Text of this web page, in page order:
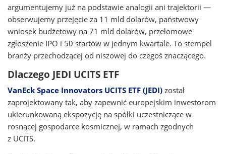
argumentujemy już na podstawie analogii ani trajektorii —
obserwujemy przejęcie za 11 mld dolarów, państwowy
wniosek budżetowy na 71 mld dolarów, przełomowe
zgłoszenie IPO i 50 startów w jednym kwartale. To stempel
branży przechodzącej od niszowej do czegoś znaczącego.
Dlaczego JEDI UCITS ETF
VanEck Space Innovators UCITS ETF (JEDI) został
zaprojektowany tak, aby zapewnić europejskim inwestorom
ukierunkowaną ekspozycję na spółki uczestniczące w
rosnącej gospodarce kosmicznej, w ramach zgodnych
z UCITS.